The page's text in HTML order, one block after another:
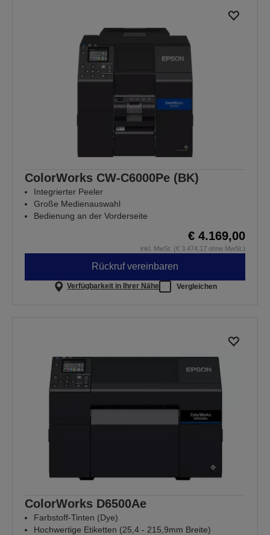
ColorWorks CW-C6000Pe (BK)
Integrierter Peeler
Große Medienauswahl
Bedienung an der Vorderseite
€ 4.169,00
inkl. MwSt. (€ 3.474,17 ohne MwSt.)
Rückruf vereinbaren
Verfügbarkeit in Ihrer Nähe Vergleichen
ColorWorks D6500Ae
Farbstoff-Tinten (Dye)
Hochwertige Etiketten (25,4 - 215,9mm Breite)